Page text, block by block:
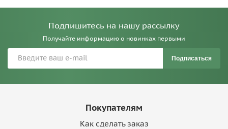
Подпишитесь на нашу рассылку
Получайте информацию о новинках первыми
Подписаться
Покупателям
Как сделать заказ